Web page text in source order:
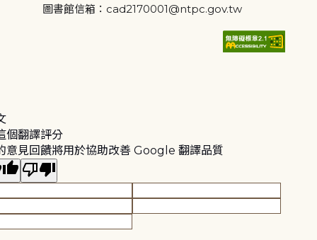
圖書館信箱：cad2170001@ntpc.gov.tw
個翻譯評分
意見回饋將用於協助改善 Google 翻譯品質